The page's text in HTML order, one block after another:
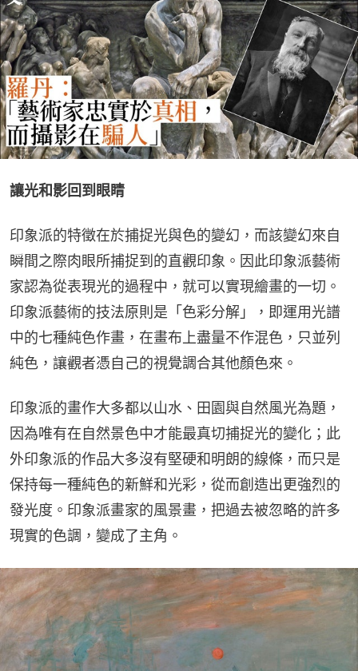
讓光和影回到眼睛
印象派的特徵在於捕捉光與色的變幻，而該變幻來自
瞬間之際肉眼所捕捉到的直觀印象。因此印象派藝術
家認為從表現光的過程中，就可以實現繪畫的一切。
印象派藝術的技法原則是「色彩分解」，即運用光譜
中的七種純色作畫，在畫布上盡量不作混色，只並列
純色，讓觀者憑自己的視覺調合其他顏色來。
印象派的畫作大多都以山水、田園與自然風光為題，
因為唯有在自然景色中才能最真切捕捉光的變化；此
外印象派的作品大多沒有堅硬和明朗的線條，而只是
保持每一種純色的新鮮和光彩，從而創造出更強烈的
發光度。印象派畫家的風景畫，把過去被忽略的許多
現實的色調，變成了主角。